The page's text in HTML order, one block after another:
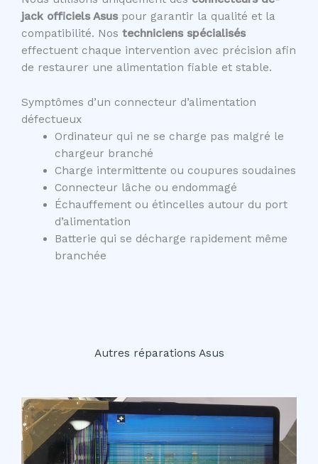
jack officiels Asuspour garantir la qualité et la
compatibilité. Nos techniciens spécialisés
effectuent chaque intervention avec précision afin
de restaurer une alimentation fiable et stable.
Symptômes d’un connecteur d’alimentation
défectueux
Ordinateur qui ne se charge pas malgré le
chargeur branché
Charge intermittente ou coupures soudaines
Connecteur lâche ou endommagé
Échauffement ou étincelles autour du port
d’alimentation
Batterie qui se décharge rapidement même
branchée
Autres réparations Asus